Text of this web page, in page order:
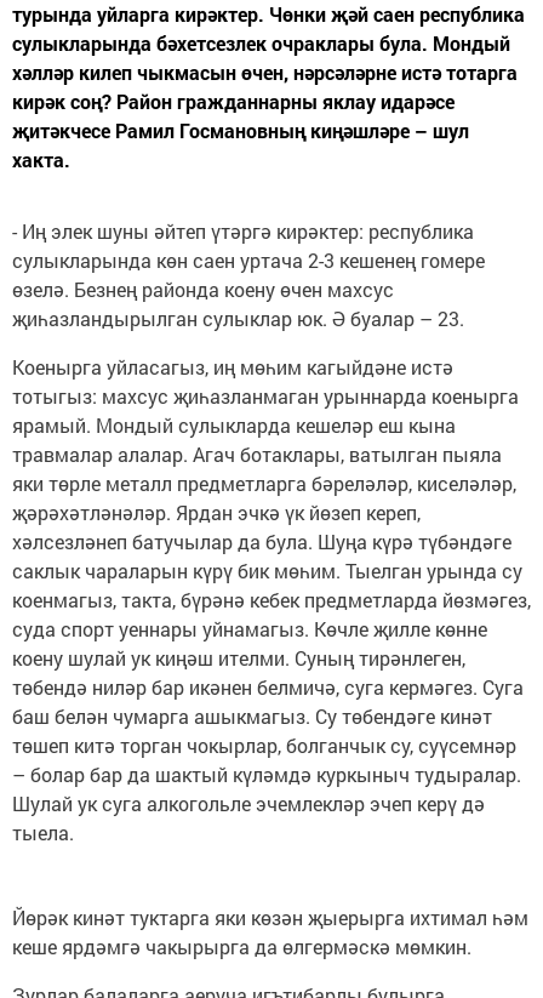
турында уйларга кирәктер. Чөнки җәй саен республика
сулыкларында бәхетсезлек очраклары була. Мондый
хәлләр килеп чыкмасын өчен, нәрсәләрне истә тотарга
кирәк соң? Район гражданнарны яклау идарәсе
җитәкчесе Рамил Госмановның киңәшләре – шул
хакта.
- Иң элек шуны әйтеп үтәргә кирәктер: республика
сулыкларында көн саен уртача 2-3 кешенең гомере
өзелә. Безнең районда коену өчен махсус
җиһазландырылган сулыклар юк. Ә буалар – 23.
Коенырга уйласагыз, иң мөһим кагыйдәне истә
тотыгыз: махсус җиһазланмаган урыннарда коенырга
ярамый. Мондый сулыкларда кешеләр еш кына
травмалар алалар. Агач ботаклары, ватылган пыяла
яки төрле металл предметларга бәреләләр, киселәләр,
җәрәхәтләнәләр. Ярдан эчкә үк йөзеп кереп,
хәлсезләнеп батучылар да була. Шуңа күрә түбәндәге
саклык чараларын күрү бик мөһим. Тыелган урында су
коенмагыз, такта, бүрәнә кебек предметларда йөзмәгез,
суда спорт уеннары уйнамагыз. Көчле җилле көнне
коену шулай ук киңәш ителми. Суның тирәнлеген,
төбендә ниләр бар икәнен белмичә, суга кермәгез. Суга
баш белән чумарга ашыкмагыз. Су төбендәге кинәт
төшеп китә торган чокырлар, болганчык су, суүсемнәр
– болар бар да шактый күләмдә куркыныч тудыралар.
Шулай ук суга алкогольле эчемлекләр эчеп керү дә
тыела.
Йөрәк кинәт туктарга яки көзән җыерырга ихтимал һәм
кеше ярдәмгә чакырырга да өлгермәскә мөмкин.